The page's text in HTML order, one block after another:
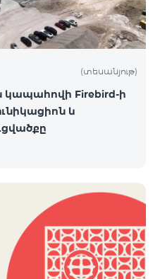
(տեսանյութ)
կապահովի Firebird-ի
և